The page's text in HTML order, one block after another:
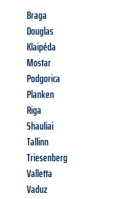
Braga
Douglas
Klaipéda
Mostar
Podgorica
Planken
Riga
Shauliai
Tallinn
Triesenberg
Valletta
Vaduz